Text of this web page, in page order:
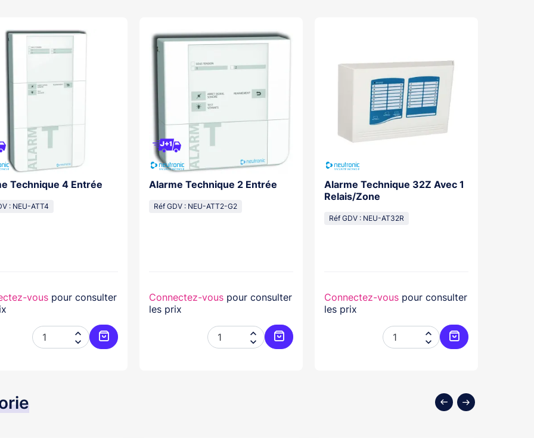
Technique 4 Entrée
: NEU-ATT4
vous pour consulter


Ajouter au panier
Alarme Technique 2 Entrée
Réf GDV : NEU-ATT2-G2
Connectez-vous pour consulter
les prix


Ajouter au panier
Alarme Technique 32Z Avec 1
Relais/Zone
Réf GDV : NEU-AT32R
Connectez-vous pour consulter
les prix


Ajouter au panier